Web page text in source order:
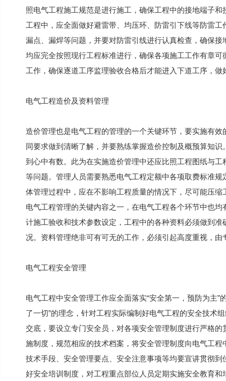
照电气工程施工规范是进行施工，确保工程中的接地端子
工程中，应全面做好避雷带、均压环、防雷引下线等防雷
漏点、漏焊等问题，并要对防雷引线进行认真检查，确保
均应完全按照现行工程标准进行，确保各项施工工作有章
工作，确保逐道工序监理验收合格后才能进入下道工序，
电气工程造价及资料管理
造价管理也是电气工程的管理的一个关键环节，要实施有
同要求做到清晰了解，并要熟练掌握造价控制及概预算知
到心中有数。此为在实施造价管理中还应比照工程图纸与
等问题。管理人员需要熟悉电气工程定额中各项取费标准
体管理过程中，应在不影响工程质量的情况下，尽可能压
电气工程管理的关键内容之一，在电气工程各个环节中也
计施工验收和技术参数设定，工程中的各种资料必须做到
况。资料管理绝非可有可无的工作，必须引起高度重视，
电气工程安全管理
电气工程中安全管理工作应全面落实“安全第一，预防为主
了一切”的理念，针对工程实际编制好电气工程的安全技术
交底，要设立专门安全员，对各项安全管理制度进行严格
施制度，规范相应的技术档案，将安全管理制度向电气工
技术手段、安全管理要点、安全注意事项等均要宣讲贯彻
好安全培训制度，对工程重点部位人员定期实施安全教育